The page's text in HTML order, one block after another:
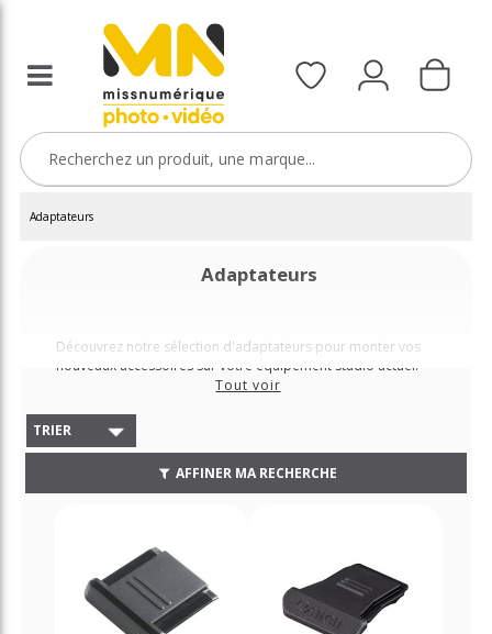
Adaptateurs
Adaptateurs
Tout voir
Découvrez notre sélection d'adaptateurs pour monter vos
nouveaux accessoires sur votre équipement studio actuel.
TRIER
AFFINER MA RECHERCHE